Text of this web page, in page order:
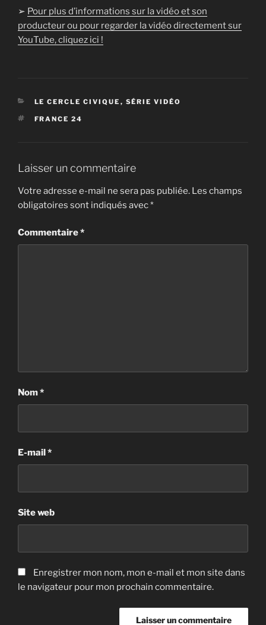
➢ Pour plus d’informations sur la vidéo et son
producteur ou pour regarder la vidéo directement sur
YouTube, cliquez ici !
CATÉGORIES
LE CERCLE CIVIQUE , SÉRIE VIDÉO
ÉTIQUETTES
FRANCE 24
Laisser un commentaire
Votre adresse e-mail ne sera pas publiée. Les champs
obligatoires sont indiqués avec*
Commentaire*
Nom*
E-mail*
Site web
Enregistrer mon nom, mon e-mail et mon site dans
le navigateur pour mon prochain commentaire.